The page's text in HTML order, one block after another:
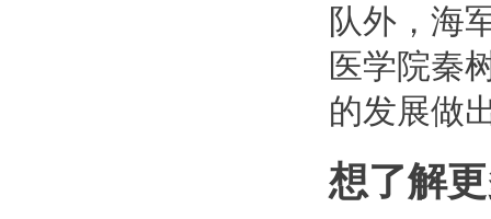
队外，海
医学院秦
的发展做
想了解